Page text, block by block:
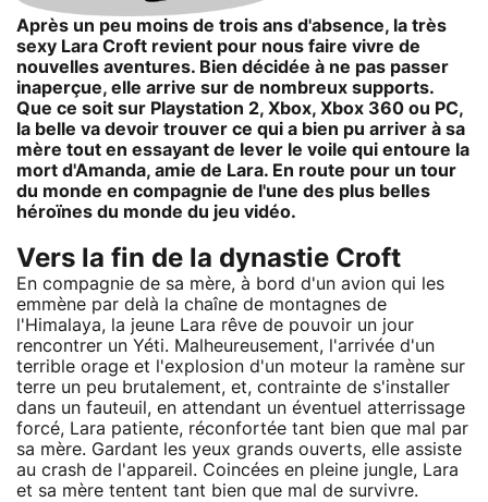
Après un peu moins de trois ans d'absence, la très
sexy Lara Croft revient pour nous faire vivre de
nouvelles aventures. Bien décidée à ne pas passer
inaperçue, elle arrive sur de nombreux supports.
Que ce soit sur Playstation 2, Xbox, Xbox 360 ou PC,
la belle va devoir trouver ce qui a bien pu arriver à sa
mère tout en essayant de lever le voile qui entoure la
mort d'Amanda, amie de Lara. En route pour un tour
du monde en compagnie de l'une des plus belles
héroïnes du monde du jeu vidéo.
Vers la fin de la dynastie Croft
En compagnie de sa mère, à bord d'un avion qui les
emmène par delà la chaîne de montagnes de
l'Himalaya, la jeune Lara rêve de pouvoir un jour
rencontrer un Yéti. Malheureusement, l'arrivée d'un
terrible orage et l'explosion d'un moteur la ramène sur
terre un peu brutalement, et, contrainte de s'installer
dans un fauteuil, en attendant un éventuel atterrissage
forcé, Lara patiente, réconfortée tant bien que mal par
sa mère. Gardant les yeux grands ouverts, elle assiste
au crash de l'appareil. Coincées en pleine jungle, Lara
et sa mère tentent tant bien que mal de survivre.